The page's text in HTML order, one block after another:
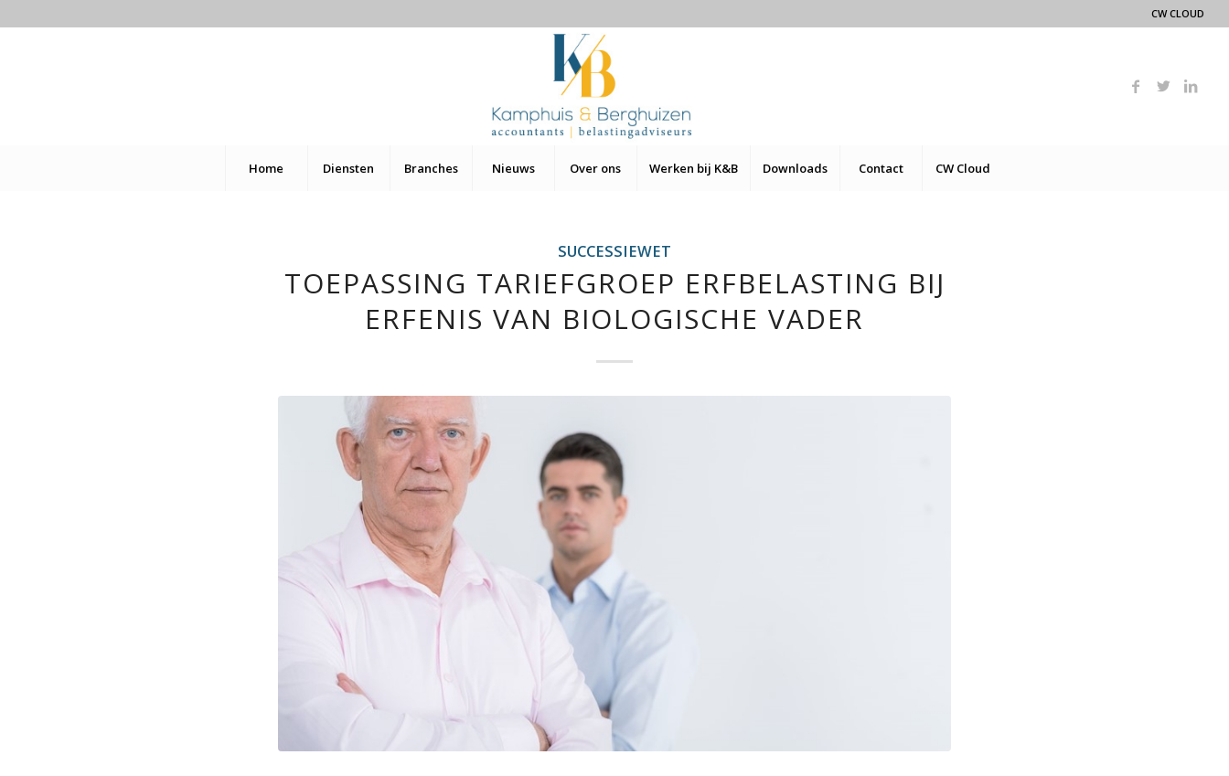
CW CLOUD
Home Diensten Branches Nieuws Over ons Werken bij K&B Downloads Contact CW Cloud
SUCCESSIEWET
TOEPASSING TARIEFGROEP ERFBELASTING BIJ
ERFENIS VAN BIOLOGISCHE VADER